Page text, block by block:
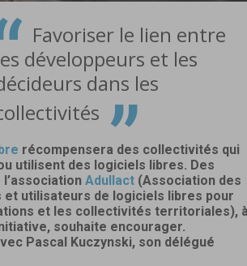
Favoriser le lien entre
développeurs et les
dans les
”
récompensera des collectivités qui
utilisent des logiciels libres. Des
Adullact (Association des
et utilisateurs de logiciels libres pour
et les collectivités territoriales),
souhaite encourager.
Pascal Kuczynski, son délégué